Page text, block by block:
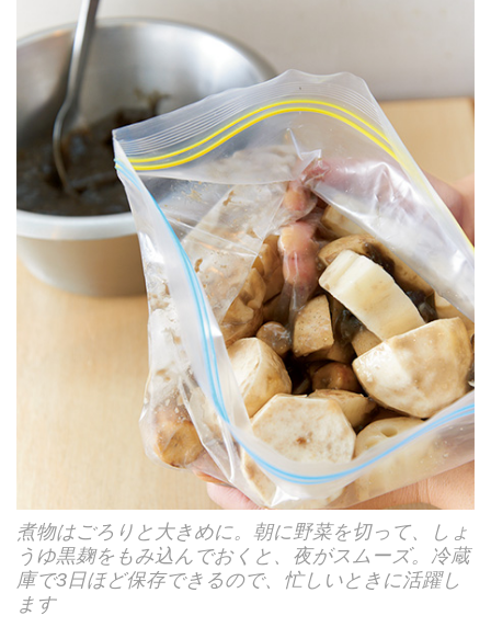
煮物はごろりと大きめに。朝に野菜を切って、しょ
うゆ黒麹をもみ込んでおくと、夜がスムーズ。冷蔵
庫で3日ほど保存できるので、忙しいときに活躍し
ます